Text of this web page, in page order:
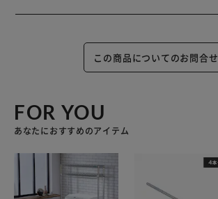
この商品についてのお問合せ
FOR YOU
あなたにおすすめのアイテム